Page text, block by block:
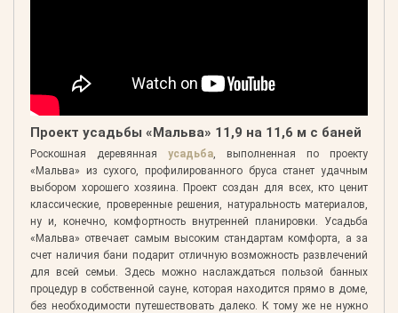
Проект усадьбы «Мальва» 11,9 на 11,6 м с баней
Роскошная деревянная усадьба , выполненная по проекту
«Мальва» из сухого, профилированного бруса станет удачным
выбором хорошего хозяина. Проект создан для всех, кто ценит
классические, проверенные решения, натуральность материалов,
ну и, конечно, комфортность внутренней планировки. Усадьба
«Мальва» отвечает самым высоким стандартам комфорта, а за
счет наличия бани подарит отличную возможность развлечений
для всей семьи. Здесь можно наслаждаться пользой банных
процедур в собственной сауне, которая находится прямо в доме,
без необходимости путешествовать далеко. К тому же не нужно